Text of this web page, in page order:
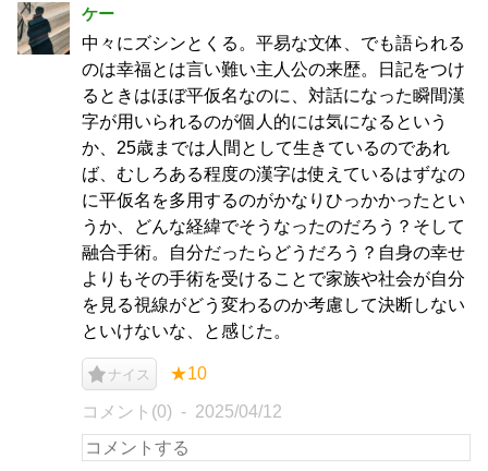
ケー
中々にズシンとくる。平易な文体、でも語られる
のは幸福とは言い難い主人公の来歴。日記をつけ
るときはほぼ平仮名なのに、対話になった瞬間漢
字が用いられるのが個人的には気になるという
か、25歳までは人間として生きているのであれ
ば、むしろある程度の漢字は使えているはずなの
に平仮名を多用するのがかなりひっかかったとい
うか、どんな経緯でそうなったのだろう？そして
融合手術。自分だったらどうだろう？自身の幸せ
よりもその手術を受けることで家族や社会が自分
を見る視線がどう変わるのか考慮して決断しない
といけないな、と感じた。
ナイス ★10
コメント(0) 2025/04/12